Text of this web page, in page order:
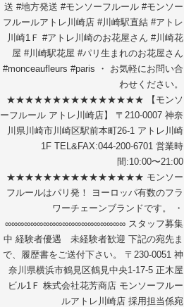
送 #地方発送 #モンソーフルール #モンソー
フルールアトレ川崎店 #川崎駅直結 #アトレ
川崎1Ｆ #アトレ川崎のお花屋さん #川崎花
屋 #川崎駅花屋 #パリ生まれのお花屋さん
#monceaufleurs #paris ・ お気軽にお問い合
わせください。
★★★★★★★★★★★★★★★ 【モンソ
ーフルール アトレ川崎店】 〒210-0007 神奈
川県川崎市川崎区駅前本町26-1 アトレ川崎
1F TEL&FAX:044-200-6701 営業時
間:10:00〜21:00
★★★★★★★★★★★★★★★ モンソー
フルールはパリ発！ ヨーロッパ有数のフラ
ワーチェーンブランドです。 ・
∞∞∞∞∞∞∞∞∞∞∞∞∞∞∞∞∞∞∞ スタッフ募集
中 経験者優遇 未経験者歓迎 下記の宛先ま
で、履歴書をご送付下さい。 〒230-0051 神
奈川県横浜市鶴見区鶴見中央1-17-5 正木屋
ビル1Ｆ 株式会社花芳商店 モンソーフルー
ルアトレ川崎店 採用担当係宛